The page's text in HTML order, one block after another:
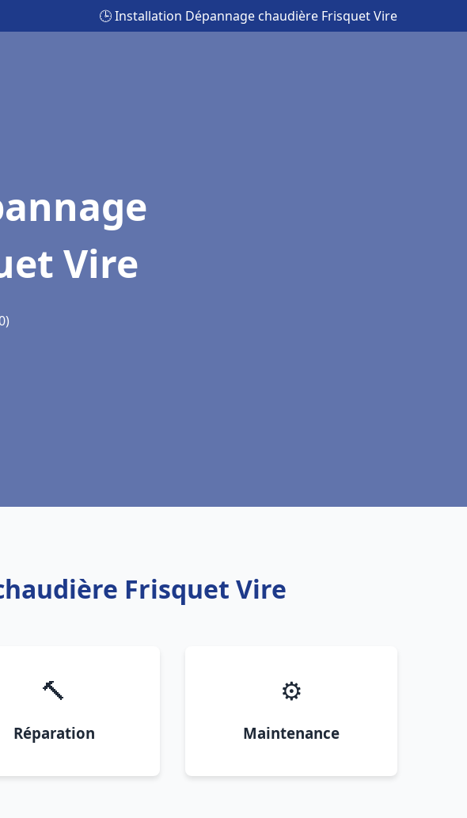
🕒 Installation Dépannage chaudière Frisquet Vire
Vire
Frisquet Vire
🔨
Réparation
⚙️
Maintenance